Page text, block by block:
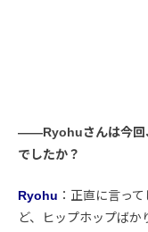
――Ryohuさんは今回
でしたか？
Ryohu ：正直に言っ
ど、ヒップホップば